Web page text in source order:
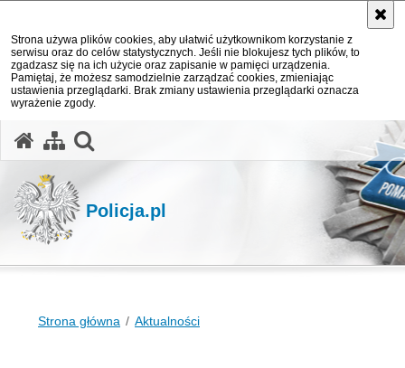
Strona używa plików cookies, aby ułatwić użytkownikom korzystanie z
serwisu oraz do celów statystycznych. Jeśli nie blokujesz tych plików, to
zgadzasz się na ich użycie oraz zapisanie w pamięci urządzenia.
Pamiętaj, że możesz samodzielnie zarządzać cookies, zmieniając
ustawienia przeglądarki. Brak zmiany ustawienia przeglądarki oznacza
wyrażenie zgody.
Policja.pl
Strona główna Aktualności